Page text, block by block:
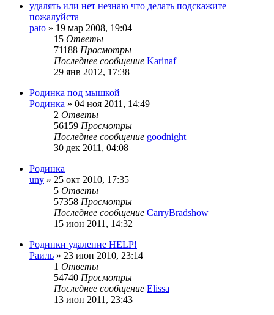
удалять или нет незнаю что делать подскажите
пожалуйста
pato » 19 мар 2008, 19:04
15 Ответы
71188 Просмотры
Последнее сообщение Karinaf
29 янв 2012, 17:38
Родинка под мышкой
Родинка » 04 ноя 2011, 14:49
2 Ответы
56159 Просмотры
Последнее сообщение goodnight
30 дек 2011, 04:08
Родинка
uny » 25 окт 2010, 17:35
5 Ответы
57358 Просмотры
Последнее сообщение CarryBradshow
15 июн 2011, 14:32
Родинки удаление HELP!
Раиль » 23 июн 2010, 23:14
1 Ответы
54740 Просмотры
Последнее сообщение Elissa
13 июн 2011, 23:43